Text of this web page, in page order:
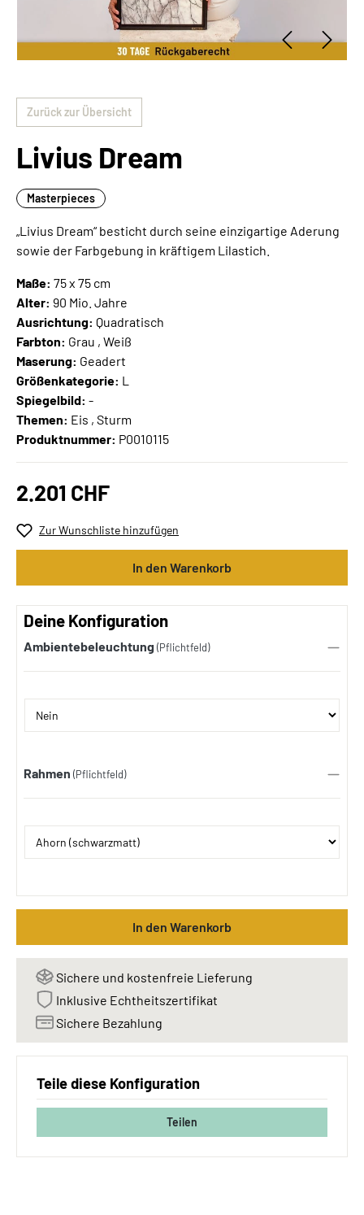
Zurück zur Übersicht
Livius Dream
Masterpieces
„Livius Dream“ besticht durch seine einzigartige Aderung
sowie der Farbgebung in kräftigem Lilastich.
Maße: 75 x 75 cm
Alter: 90 Mio. Jahre
Ausrichtung: Quadratisch
Farbton: Grau , Weiß
Maserung: Geadert
Größenkategorie: L
Spiegelbild: -
Themen: Eis , Sturm
Produktnummer: P0010115
2.201 CHF
Zur Wunschliste hinzufügen
In den Warenkorb
Deine Konfiguration
Ambientebeleuchtung (Pflichtfeld)
Rahmen (Pflichtfeld)
In den Warenkorb
Sichere und kostenfreie Lieferung
Inklusive Echtheitszertifikat
Sichere Bezahlung
Teile diese Konfiguration
Teilen